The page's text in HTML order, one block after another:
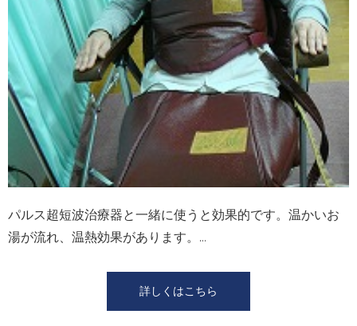
パルス超短波治療器と⼀緒に使うと効果的です。温かいお
湯が流れ、温熱効果があります。...
詳しくはこちら